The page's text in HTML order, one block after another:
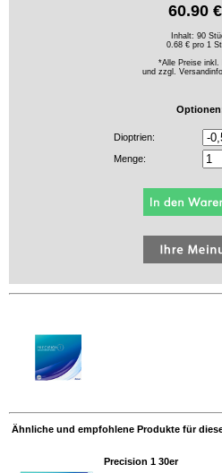
60.90
Inhalt: 90
0.68 € pro 1
*Alle Preise inkl.
und zzgl.
Dioptrien:
Menge:
Ähnliche und empfohlene Produkte für
Precision 1 30er